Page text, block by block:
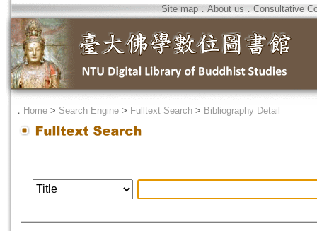
Site map．About us ． Consultative
． Home > Search Engine > Fulltext Search > Bibliography Detail